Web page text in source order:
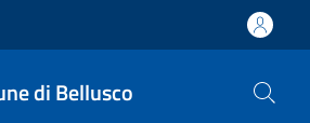
di Bellusco